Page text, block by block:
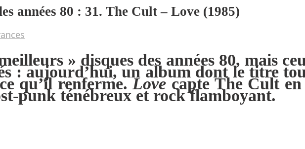
années 80 : 31. The Cult – Love (1985)
» disques des années 80, mais
: aujourd’hui, un album dont le titre
qu’il renferme.Lovecapte The Cult
punk ténébreux et rock flamboyant.